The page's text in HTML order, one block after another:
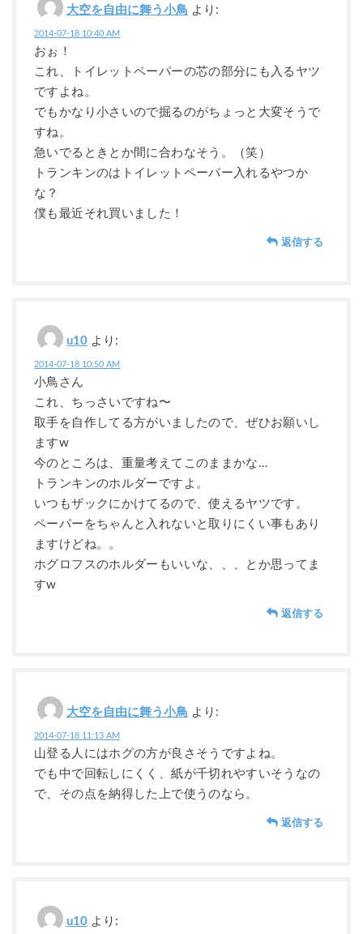
大空を自由に舞う小鳥 より:
2014-07-18 10:40 AM
おぉ！
これ、トイレットペーパーの芯の部分にも入るヤツ
ですよね。
でもかなり小さいので掘るのがちょっと大変そうで
すね。
急いでるときとか間に合わなそう。（笑）
トランキンのはトイレットペーパー入れるやつか
な？
僕も最近それ買いました！
返信する
u10 より:
2014-07-18 10:50 AM
小鳥さん
これ、ちっさいですね〜
取手を自作してる方がいましたので、ぜひお願いし
ますw
今のところは、重量考えてこのままかな…
トランキンのホルダーですよ。
いつもザックにかけてるので、使えるヤツです。
ペーパーをちゃんと入れないと取りにくい事もあり
ますけどね。。
ホグロフスのホルダーもいいな、、、とか思ってま
すw
返信する
大空を自由に舞う小鳥 より:
2014-07-18 11:13 AM
山登る人にはホグの方が良さそうですよね。
でも中で回転しにくく、紙が千切れやすいそうなの
で、その点を納得した上で使うのなら。
返信する
u10 より: